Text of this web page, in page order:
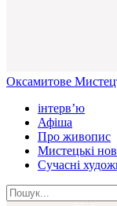
Оксамитове
інтерв’ю
Афіша
Про живопис
Мистецькі
Сучасні